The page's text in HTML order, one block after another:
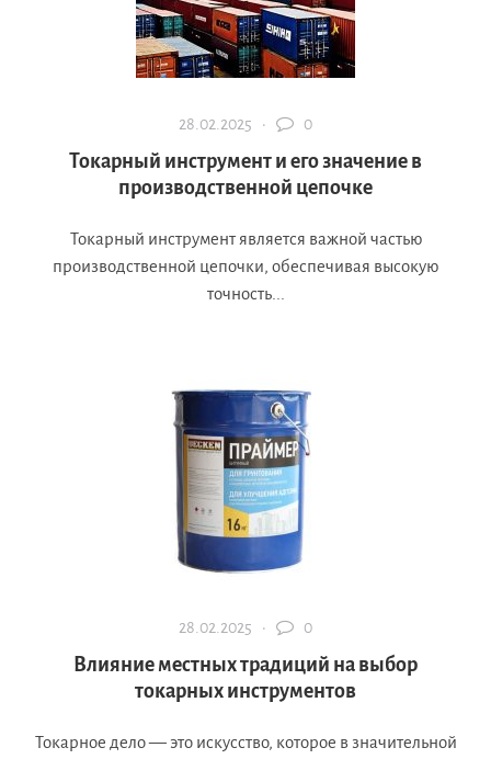
28.02.2025 · 0
Токарный инструмент и его значение в
производственной цепочке
Токарный инструмент является важной частью
производственной цепочки, обеспечивая высокую
точность...
28.02.2025 · 0
Влияние местных традиций на выбор
токарных инструментов
Токарное дело — это искусство, которое в значительной